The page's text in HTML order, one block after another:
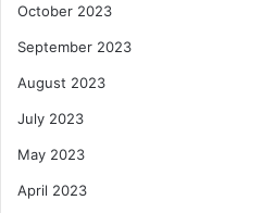
October 2023
September 2023
August 2023
July 2023
May 2023
April 2023